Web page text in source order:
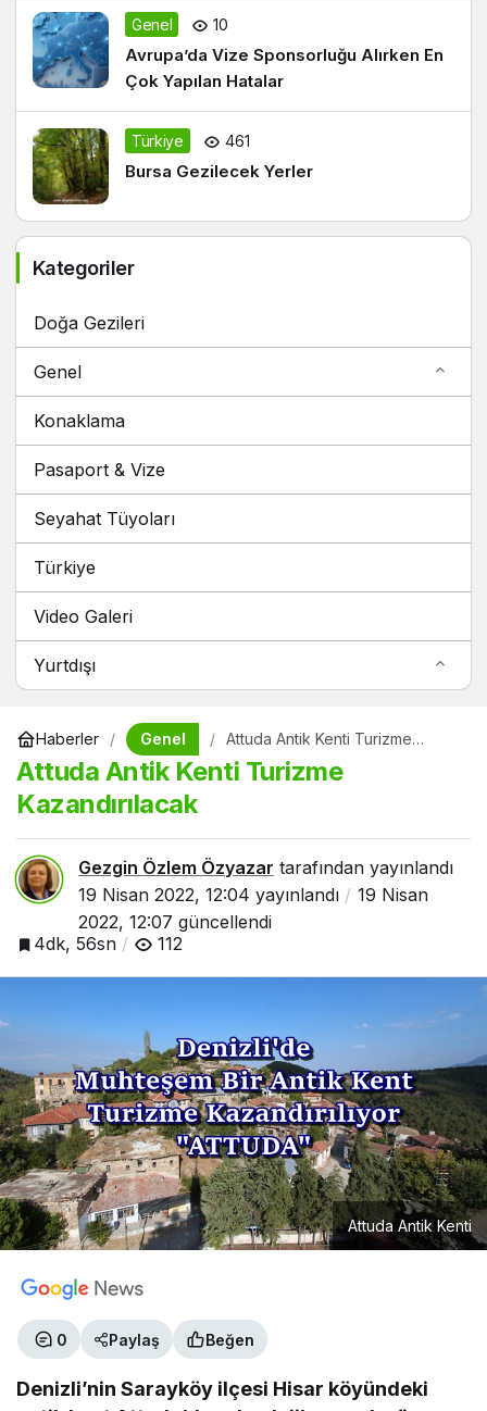
Genel 10
Avrupa’da Vize Sponsorluğu Alırken En
Çok Yapılan Hatalar
Türkiye 461
Bursa Gezilecek Yerler
Kategoriler
Doğa Gezileri
Genel
Konaklama
Pasaport & Vize
Seyahat Tüyoları
Türkiye
Video Galeri
Yurtdışı
Haberler Genel
Attuda Antik Kenti Turizme
Kazandırılacak
Attuda Antik Kenti Turizme
Kazandırılacak
Gezgin Özlem Özyazar tarafından yayınlandı
19 Nisan 2022, 12:04 yayınlandı
19 Nisan
2022, 12:07 güncellendi
4dk, 56sn
112
Attuda Antik Kenti
0 Paylaş Beğen
Denizli’nin Sarayköy ilçesi Hisar köyündeki